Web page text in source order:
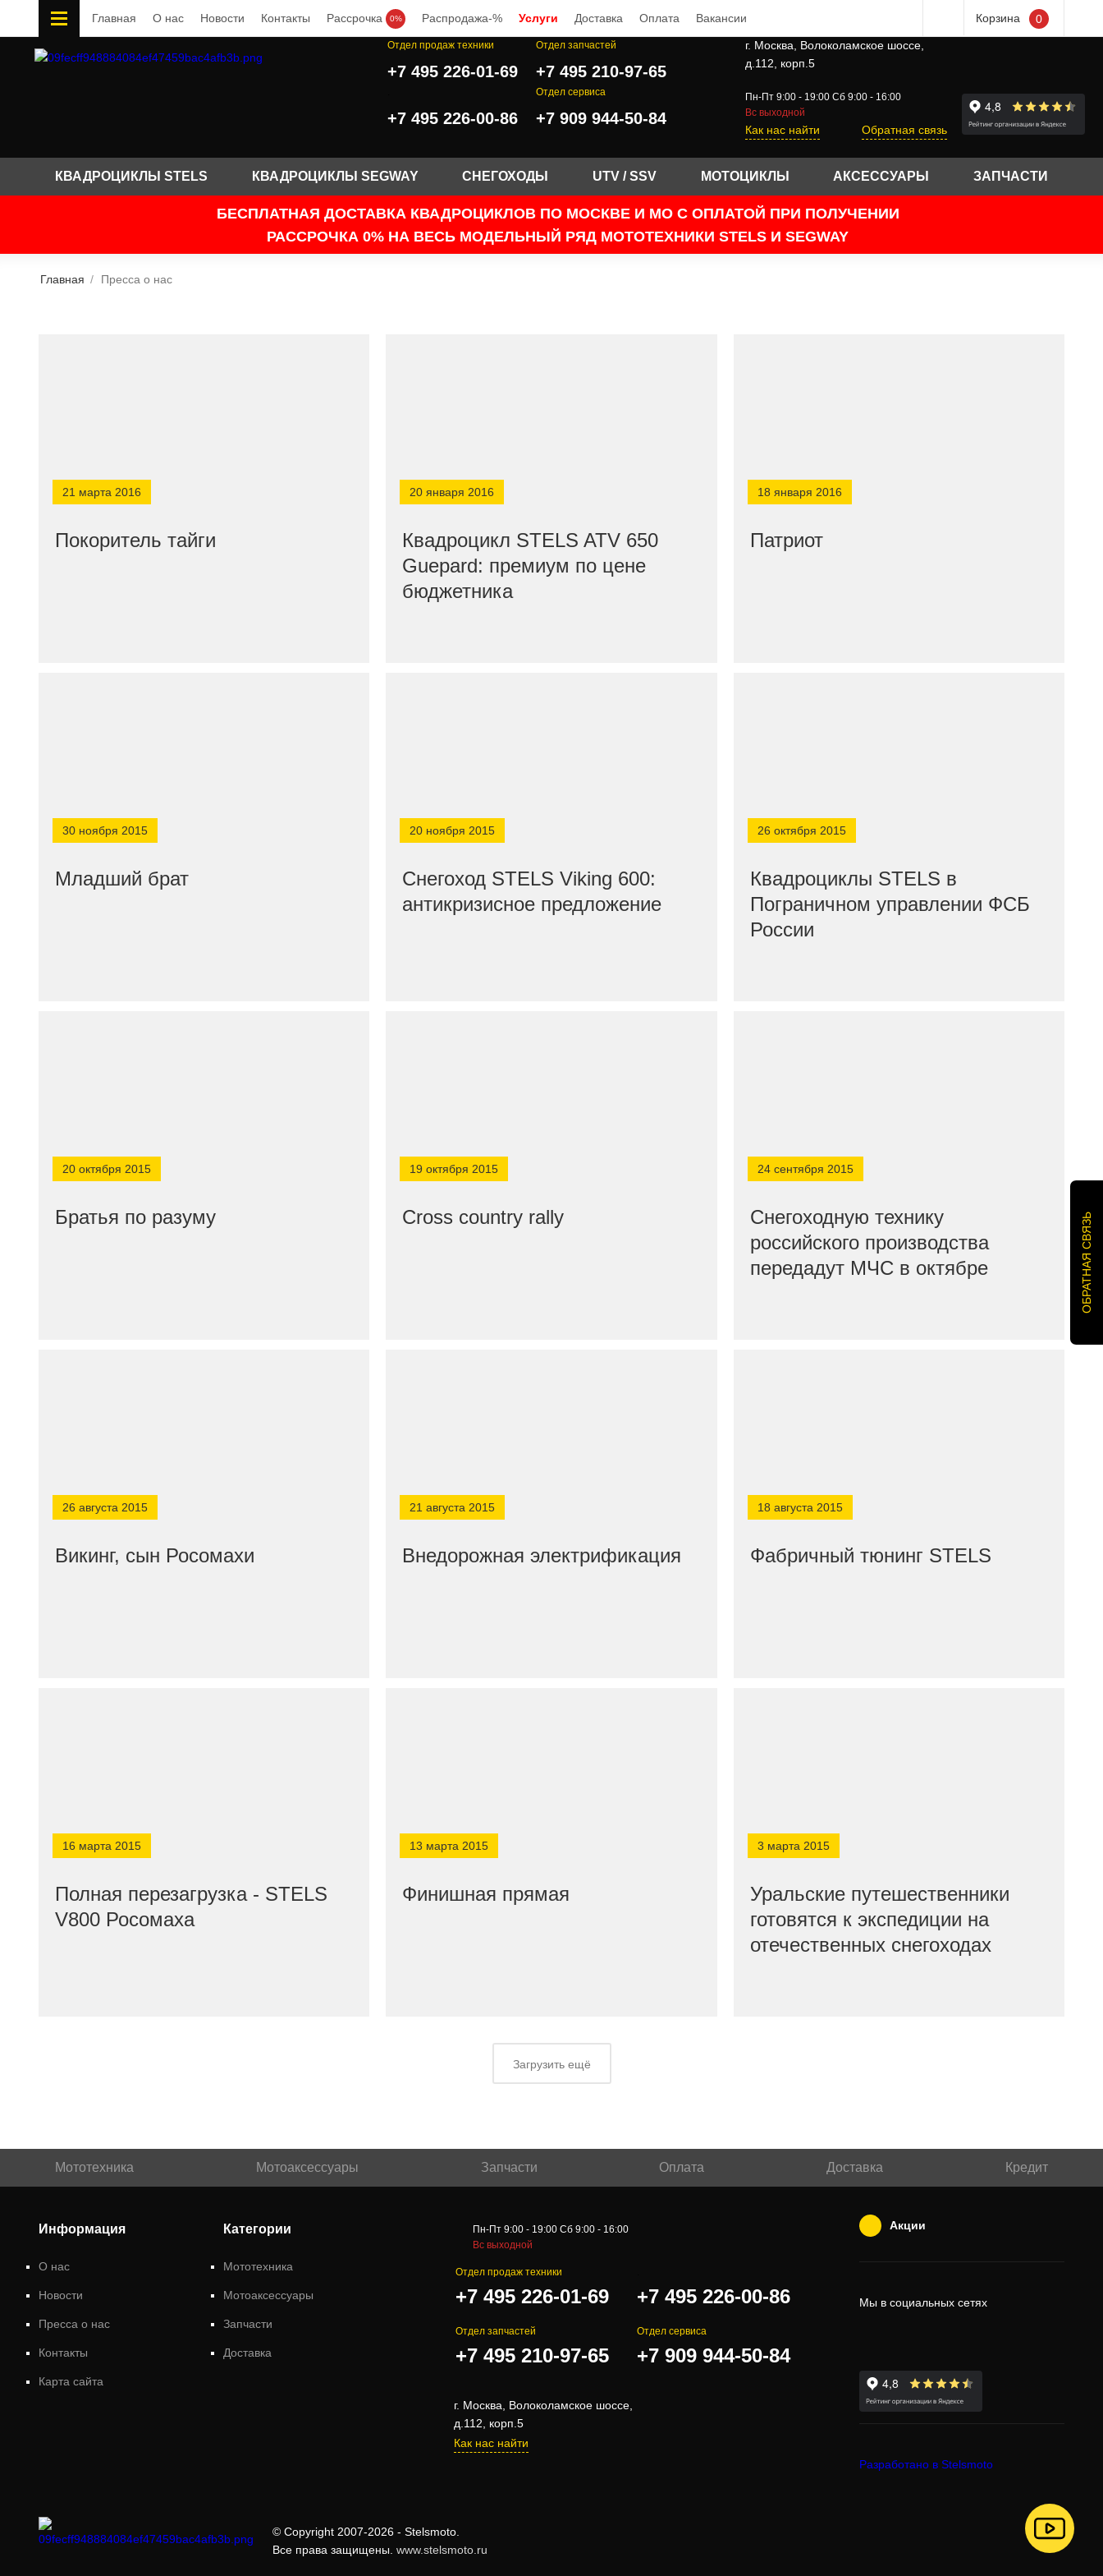
Главная О нас Новости Контакты Рассрочка 0% Распродажа-% Услуги Доставка Оплата Вакансии Корзина 0
Отдел продаж техники
+7 495 226-01-69
Отдел запчастей
+7 495 210-97-65
+7 495 226-00-86
Отдел сервиса
+7 909 944-50-84
г. Москва, Волоколамское шоссе,
д.112, корп.5
Пн-Пт 9:00 - 19:00 Сб 9:00 - 16:00
Вс выходной
Как нас найти Обратная связь
КВАДРОЦИКЛЫ STELS КВАДРОЦИКЛЫ SEGWAY СНЕГОХОДЫ UTV / SSV МОТОЦИКЛЫ АКСЕССУАРЫ ЗАПЧАСТИ
БЕСПЛАТНАЯ ДОСТАВКА КВАДРОЦИКЛОВ ПО МОСКВЕ И МО С ОПЛАТОЙ ПРИ ПОЛУЧЕНИИ
РАССРОЧКА 0% НА ВЕСЬ МОДЕЛЬНЫЙ РЯД МОТОТЕХНИКИ STELS И SEGWAY
Главная / Пресса о нас
21 марта 2016
Покоритель тайги
20 января 2016
Квадроцикл STELS ATV 650
Guepard: премиум по цене
бюджетника
18 января 2016
Патриот
30 ноября 2015
Младший брат
20 ноября 2015
Снегоход STELS Viking 600:
антикризисное предложение
26 октября 2015
Квадроциклы STELS в
Пограничном управлении ФСБ
России
20 октября 2015
Братья по разуму
19 октября 2015
Cross country rally
24 сентября 2015
Снегоходную технику
российского производства
передадут МЧС в октябре
26 августа 2015
Викинг, сын Росомахи
21 августа 2015
Внедорожная электрификация
18 августа 2015
Фабричный тюнинг STELS
16 марта 2015
Полная перезагрузка - STELS
V800 Росомаха
13 марта 2015
Финишная прямая
3 марта 2015
Уральские путешественники
готовятся к экспедиции на
отечественных снегоходах
Загрузить ещё
Мототехника Мотоаксессуары Запчасти Оплата Доставка Кредит
Информация
О нас
Новости
Пресса о нас
Контакты
Карта сайта
Категории
Мототехника
Мотоаксессуары
Запчасти
Доставка
Пн-Пт 9:00 - 19:00 Сб 9:00 - 16:00
Вс выходной
Отдел продаж техники
+7 495 226-01-69 +7 495 226-00-86
Отдел запчастей
+7 495 210-97-65
Отдел сервиса
+7 909 944-50-84
г. Москва, Волоколамское шоссе,
д.112, корп.5
Как нас найти
Акции
Мы в социальных сетях
Разработано в Stelsmoto
© Copyright 2007-2026 - Stelsmoto.
Все права защищены. www.stelsmoto.ru
ОБРАТНАЯ СВЯЗЬ